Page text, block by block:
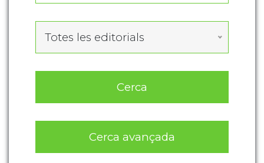
Totes les editorials
Cerca
Cerca avançada